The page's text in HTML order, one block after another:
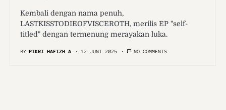
Kembali dengan nama penuh,
LASTKISSTODIEOFVISCEROTH, merilis EP "self-
titled" dengan termenung merayakan luka.
BY PIKRI HAFIZH A 12 JUNI 2025 NO COMMENTS